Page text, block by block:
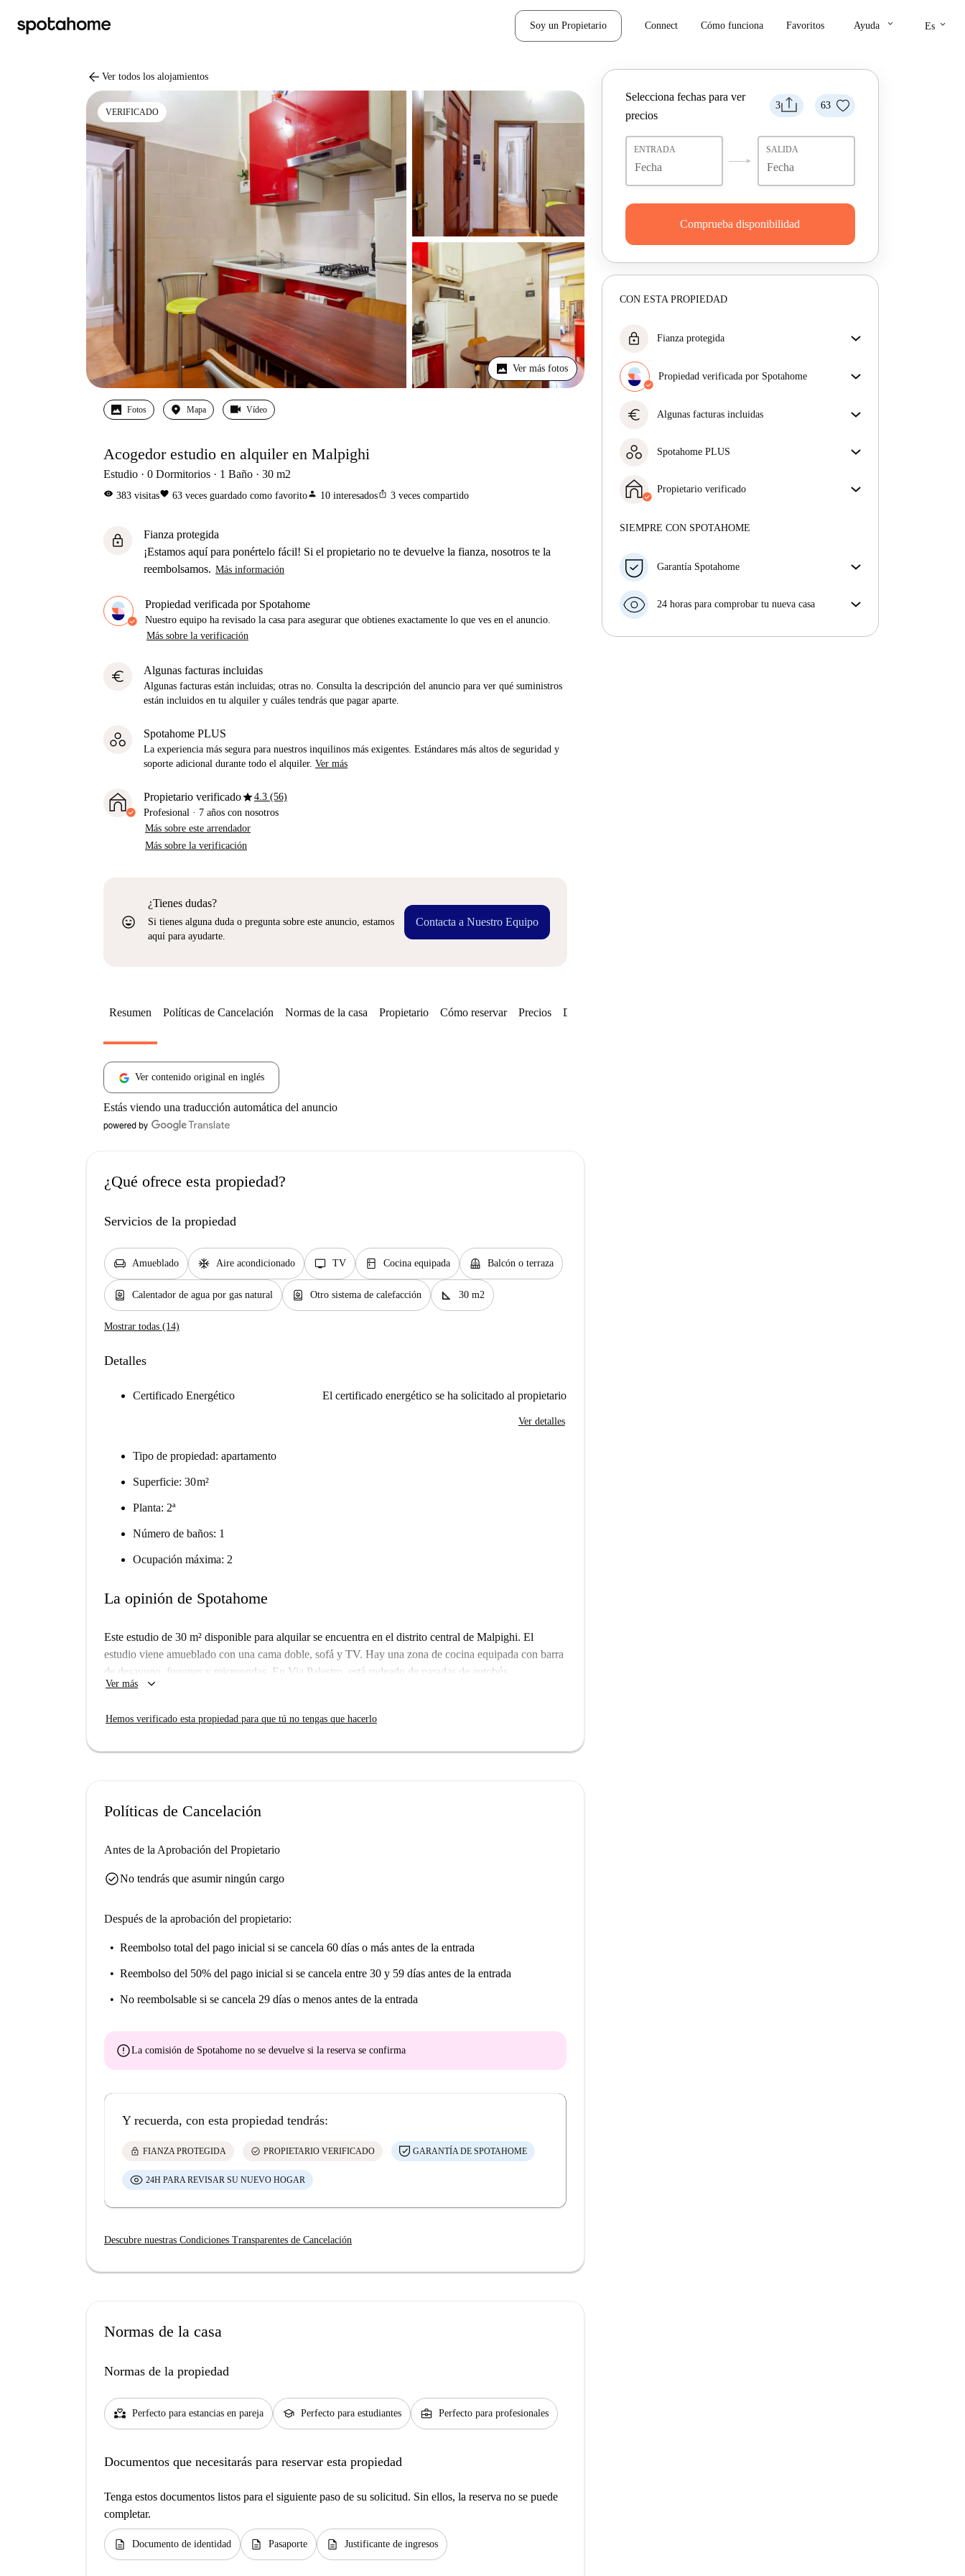
Soy un Propietario Connect Cómo funciona Favoritos Ayuda keyboard_arrow_down Es keyboard_arrow_down
arrow_back Ver todos los alojamientos
VERIFICADO
Ver más fotos
Fotos Mapa Vídeo
Acogedor estudio en alquiler en Malpighi
Estudio 0 Dormitorios 1 Baño 30 m2
visibility 383 visitasfavorite 63 veces guardado como favoritoperson 10 interesadosios_share 3 veces compartido
lock
Fianza protegida
¡Estamos aquí para ponértelo fácil! Si el propietario no te devuelve la fianza, nosotros te la
reembolsamos. Más información
Propiedad verificada por Spotahome
Nuestro equipo ha revisado la casa para asegurar que obtienes exactamente lo que ves en el anuncio.
Más sobre la verificación
euro Algunas facturas incluidas
Algunas facturas están incluidas; otras no. Consulta la descripción del anuncio para ver qué suministros
están incluidos en tu alquiler y cuáles tendrás que pagar aparte.
Spotahome PLUS
La experiencia más segura para nuestros inquilinos más exigentes. Estándares más altos de seguridad y
soporte adicional durante todo el alquiler. Ver más
Propietario verificadostar4.3 (56)
Profesional · 7 años con nosotros
Más sobre este arrendador
Más sobre la verificación
sentiment_very_satisfied
¿Tienes dudas?
Si tienes alguna duda o pregunta sobre este anuncio, estamos
aquí para ayudarte.
Contacta a Nuestro Equipo
3 63
Selecciona fechas para ver
precios
ENTRADA SALIDA
Comprueba disponibilidad
CON ESTA PROPIEDAD
lock Fianza protegida
no te devuelve la fianza, nosotros te la
reembolsamos.
Propiedad verificada por Spotahome
obtienes exactamente lo que ves en el anuncio.
euro Algunas facturas incluidas
la descripción del anuncio para ver qué suministros
Spotahome PLUS
más exigentes. Estándares más altos de seguridad y
soporte adicional durante todo el alquiler.
Propietario verificado
Más sobre este arrendador
SIEMPRE CON SPOTAHOME
Garantía Spotahome
horas previas a la fecha de entrada, Spotahome A) te
el hotel hasta que encuentres nueva casa o B) te hará
24 horas para comprobar tu nueva casa
Resumen Políticas de Cancelación Normas de la casa Propietario Cómo reservar Precios Disponibilidades
Ver contenido original en inglés
Estás viendo una traducción automática del anuncio
¿Qué ofrece esta propiedad?
Servicios de la propiedad
chair Amueblado ac_unit Aire acondicionado tv TV kitchen Cocina equipada balcony Balcón o terraza
water_heater Calentador de agua por gas natural water_heater Otro sistema de calefacción square_foot 30 m2
Mostrar todas (14)
Detalles
Certificado Energético El certificado energético se ha solicitado al propietario
Ver detalles
Tipo de propiedad: apartamento
Superficie: 30 m²
Planta: 2ª
Número de baños: 1
Ocupación máxima: 2
La opinión de Spotahome
Este estudio de 30 m² disponible para alquilar se encuentra en el distrito central de Malpighi. El
estudio viene amueblado con una cama doble, sofá y TV. Hay una zona de cocina equipada con barra
de desayuno, fogones y microondas. En Via Palestro, está rodeado de paradas de autobús,
restaurantes y otros servicios básicos.
Ver más keyboard_arrow_down
Hemos verificado esta propiedad para que tú no tengas que hacerlo
Políticas de Cancelación
Antes de la Aprobación del Propietario
check_circleNo tendrás que asumir ningún cargo
Después de la aprobación del propietario:
Reembolso total del pago inicial si se cancela 60 días o más antes de la entrada
Reembolso del 50% del pago inicial si se cancela entre 30 y 59 días antes de la entrada
No reembolsable si se cancela 29 días o menos antes de la entrada
errorLa comisión de Spotahome no se devuelve si la reserva se confirma
Y recuerda, con esta propiedad tendrás:
lock FIANZA PROTEGIDA check_circle PROPIETARIO VERIFICADO GARANTÍA DE SPOTAHOME
24H PARA REVISAR SU NUEVO HOGAR
Descubre nuestras Condiciones Transparentes de Cancelación
Normas de la casa
Normas de la propiedad
partner_heart Perfecto para estancias en pareja school Perfecto para estudiantes business_center Perfecto para profesionales
Documentos que necesitarás para reservar esta propiedad
Tenga estos documentos listos para el siguiente paso de su solicitud. Sin ellos, la reserva no se puede
completar.
description Documento de identidad description Pasaporte description Justificante de ingresos